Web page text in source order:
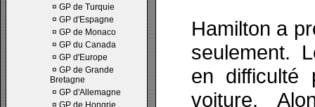
¤ GP de Turquie
¤ GP d'Espagne
¤ GP de Monaco
¤ GP du Canada
¤ GP d'Europe
¤ GP de Grande
Bretagne
¤ GP d'Allemagne
¤ GP de Hongrie
Hamilton a
seulement.
en difficulté
voiture.